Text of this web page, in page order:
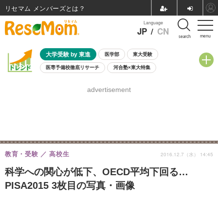
menu
Language
JP / CN search
大学受験 by 東進 医学部 東大受験
医専予備校徹底リサーチ 河合塾×東大特集
8月開催学校説明会・相談会
advertisement
科学への関心が低下、OECD平均下回る…
PISA2015 3枚目の写真・画像
教育・受験 高校生 2016.12.7（水） 14:45
リセマム メンバーズ